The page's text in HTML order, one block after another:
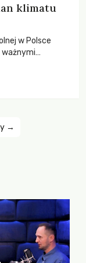
klimatu
w Polsce
to będzie
→